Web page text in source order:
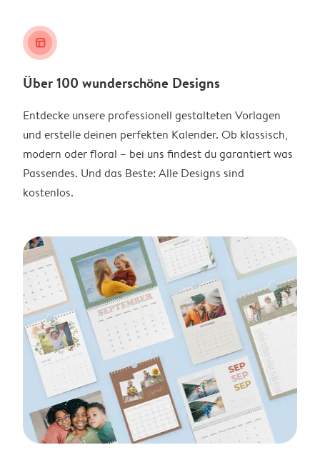
layout_alt
Über 100 wunderschöne Designs
Entdecke unsere professionell gestalteten Vorlagen
und erstelle deinen perfekten Kalender. Ob klassisch,
modern oder floral – bei uns findest du garantiert was
Passendes. Und das Beste: Alle Designs sind
kostenlos.